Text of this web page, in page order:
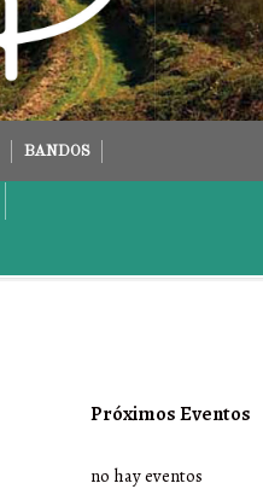
BANDOS
Próximos Eventos
no hay eventos